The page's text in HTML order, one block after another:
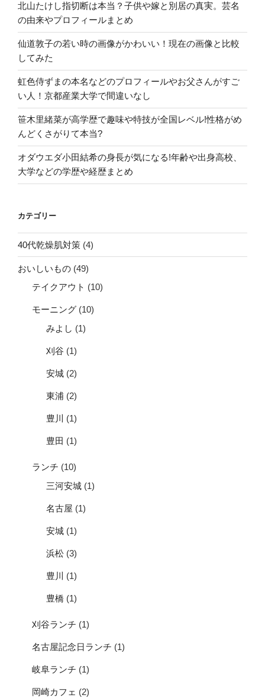
院
編”
北山たけし指切断は本当？子供や嫁と別居の真実。芸名
の由来やプロフィールまとめ
仙道敦子の若い時の画像がかわいい！現在の画像と比較
してみた
虹色侍ずまの本名などのプロフィールやお父さんがすご
い人！京都産業大学で間違いなし
笹木里緒菜が高学歴で趣味や特技が全国レベル!性格がめ
んどくさがりて本当?
オダウエダ小田結希の身長が気になる!年齢や出身高校、
大学などの学歴や経歴まとめ
カテゴリー
40代乾燥肌対策 (4)
おいしいもの (49)
テイクアウト (10)
モーニング (10)
みよし (1)
刈谷 (1)
安城 (2)
東浦 (2)
豊川 (1)
豊田 (1)
ランチ (10)
三河安城 (1)
名古屋 (1)
安城 (1)
浜松 (3)
豊川 (1)
豊橋 (1)
刈谷ランチ (1)
名古屋記念日ランチ (1)
岐阜ランチ (1)
岡崎カフェ (2)